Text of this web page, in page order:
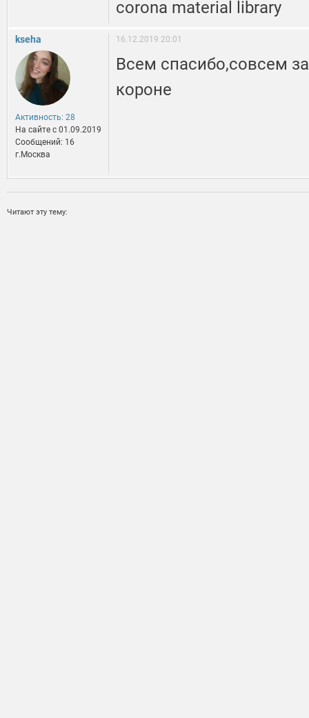
corona material library
kseha
Активность: 28
На сайте c 01.09.2019
Сообщений: 16
г.Москва
16.12.2019 20:01
Всем спасибо,совсем
короне
Читают эту тему: